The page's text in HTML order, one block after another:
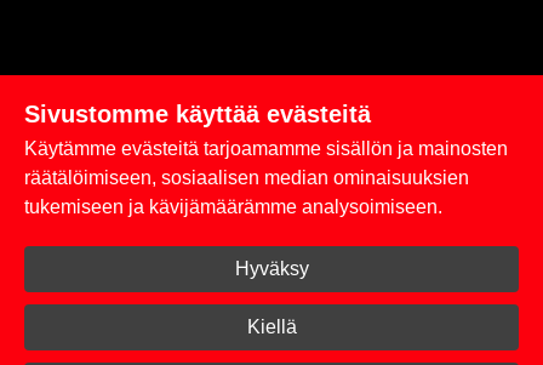
Linkit
Rekisteriseloste
Toimitus- ja maksuehdot
Kirjaudu sisään
Sivustomme käyttää evästeitä
Käytämme evästeitä tarjoamamme sisällön ja mainosten
räätälöimiseen, sosiaalisen median ominaisuuksien
tukemiseen ja kävijämäärämme analysoimiseen.
Hyväksy
Kiellä